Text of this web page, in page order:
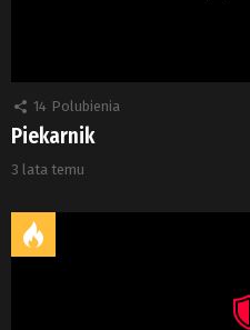
14 Polubienia
Piekarnik
3 lata temu